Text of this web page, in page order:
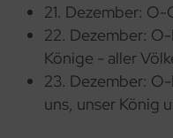
21. Dezember:
22. Dezember:
Könige - aller
23. Dezember:
uns, unser König